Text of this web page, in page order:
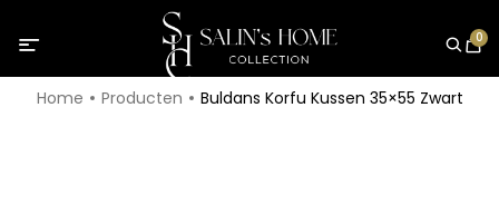
0
Home Producten Buldans Korfu Kussen 35×55 Zwart